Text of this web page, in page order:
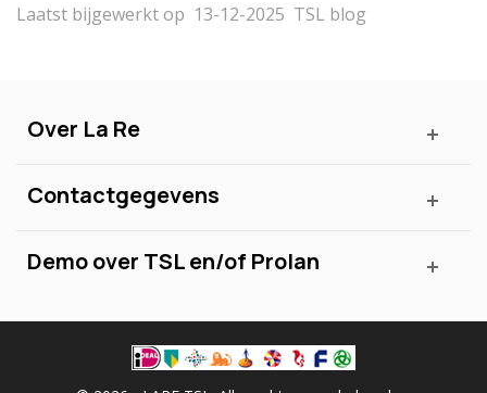
Laatst bijgewerkt op 13-12-2025 TSL blog
Over La Re
Contactgegevens
Demo over TSL en/of Prolan